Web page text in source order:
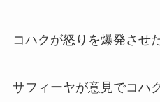
コハクが怒りを爆発させ
サフィーヤが意見でコハ